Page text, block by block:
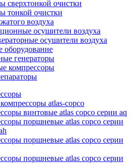
сверхтонкой очистки
тонкой очистки
воздуха
осушители воздуха
осушители воздуха
оборудование
генераторы
компрессоры
atlas-copco
винтовые atlas copco серии aq
поршневые atlas copco серии
поршневые atlas copco серии
поршневые atlas copco серии